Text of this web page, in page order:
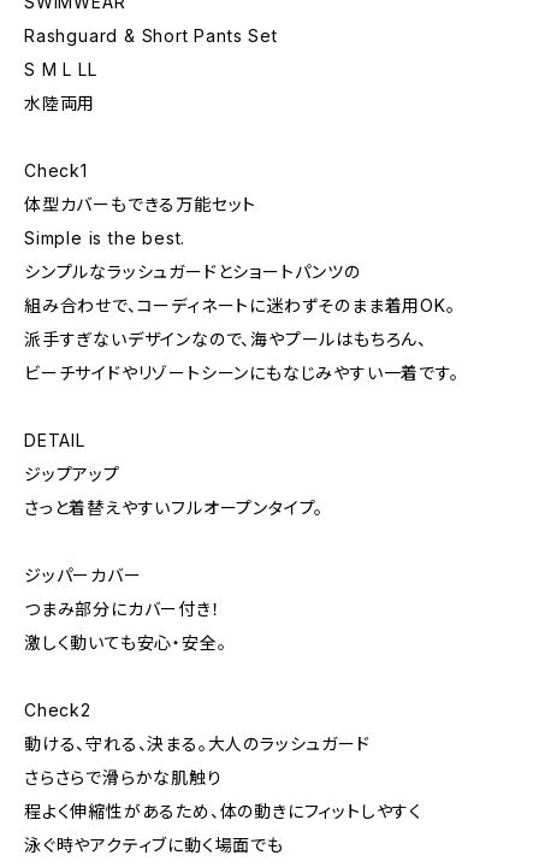
Rashguard & Short Pants Set
S M L LL
水陸両用
Check1
体型カバーもできる万能セット
Simple is the best.
シンプルなラッシュガードとショートパンツの
組み合わせで、コーディネートに迷わずそのまま着用OK。
派手すぎないデザインなので、海やプールはもちろん、
ビーチサイドやリゾートシーンにもなじみやすい一着です。
DETAIL
ジップアップ
さっと着替えやすいフルオープンタイプ。
ジッパーカバー
つまみ部分にカバー付き！
激しく動いても安心・安全。
Check2
動ける、守れる、決まる。大人のラッシュガード
さらさらで滑らかな肌触り
程よく伸縮性があるため、体の動きにフィットしやすく
泳ぐ時やアクティブに動く場面でも